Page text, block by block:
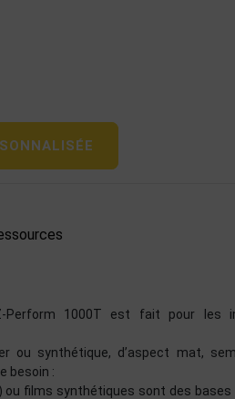
Perform 1000T est fait pour les
ou synthétique, d’aspect mat,
besoin :
ou films synthétiques sont des bases